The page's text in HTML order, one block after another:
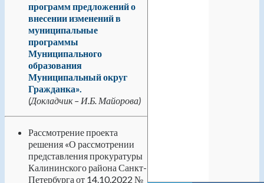
программ предложений о
внесении изменений в
муниципальные
программы
Муниципального
образования
Муниципальный округ
Гражданка».
(Докладчик – И.Б. Майорова)
Рассмотрение проекта
решения «О рассмотрении
представления прокуратуры
Калининского района Санкт-
Петербурга от 14.10.2022 №